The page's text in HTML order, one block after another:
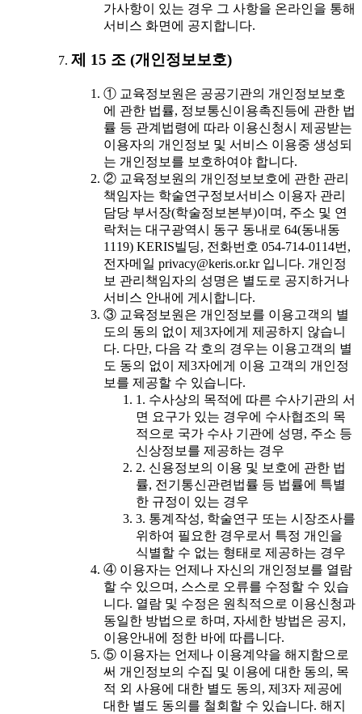
가사항이 있는 경우 그 사항을 온라인을 통해
서비스 화면에 공지합니다.
제 15 조 (개인정보보호)
① 교육정보원은 공공기관의 개인정보보호
에 관한 법률, 정보통신이용촉진등에 관한 법
률 등 관계법령에 따라 이용신청시 제공받는
이용자의 개인정보 및 서비스 이용중 생성되
는 개인정보를 보호하여야 합니다.
② 교육정보원의 개인정보보호에 관한 관리
책임자는 학술연구정보서비스 이용자 관리
담당 부서장(학술정보본부)이며, 주소 및 연
락처는 대구광역시 동구 동내로 64(동내동
1119) KERIS빌딩, 전화번호 054-714-0114번,
전자메일 privacy@keris.or.kr 입니다. 개인정
보 관리책임자의 성명은 별도로 공지하거나
서비스 안내에 게시합니다.
③ 교육정보원은 개인정보를 이용고객의 별
도의 동의 없이 제3자에게 제공하지 않습니
다. 다만, 다음 각 호의 경우는 이용고객의 별
도 동의 없이 제3자에게 이용 고객의 개인정
보를 제공할 수 있습니다.
1. 수사상의 목적에 따른 수사기관의 서
면 요구가 있는 경우에 수사협조의 목
적으로 국가 수사 기관에 성명, 주소 등
신상정보를 제공하는 경우
2. 신용정보의 이용 및 보호에 관한 법
률, 전기통신관련법률 등 법률에 특별
한 규정이 있는 경우
3. 통계작성, 학술연구 또는 시장조사를
위하여 필요한 경우로서 특정 개인을
식별할 수 없는 형태로 제공하는 경우
④ 이용자는 언제나 자신의 개인정보를 열람
할 수 있으며, 스스로 오류를 수정할 수 있습
니다. 열람 및 수정은 원칙적으로 이용신청과
동일한 방법으로 하며, 자세한 방법은 공지,
이용안내에 정한 바에 따릅니다.
⑤ 이용자는 언제나 이용계약을 해지함으로
써 개인정보의 수집 및 이용에 대한 동의, 목
적 외 사용에 대한 별도 동의, 제3자 제공에
대한 별도 동의를 철회할 수 있습니다. 해지